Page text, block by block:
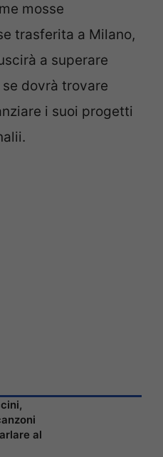
mosse
trasferita a Milano,
a superare
dovrà trovare
i suoi progetti
al